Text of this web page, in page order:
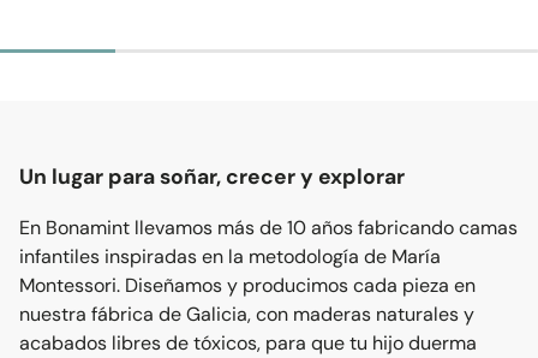
Un lugar para soñar, crecer y explorar
En Bonamint llevamos más de 10 años fabricando camas
infantiles inspiradas en la metodología de María
Montessori. Diseñamos y producimos cada pieza en
nuestra fábrica de Galicia, con maderas naturales y
acabados libres de tóxicos, para que tu hijo duerma